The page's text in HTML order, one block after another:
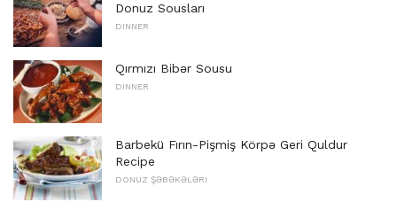
Donuz Sousları
DINNER
Qırmızı Bibər Sousu
DINNER
Barbekü Fırın-Pişmiş Körpə Geri Quldur
Recipe
DONUZ ŞƏBƏKƏLƏRI